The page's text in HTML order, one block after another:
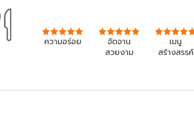
ความอร่อย
จัดจาน
สวยงาม
เมนู
สร้างสรรค์